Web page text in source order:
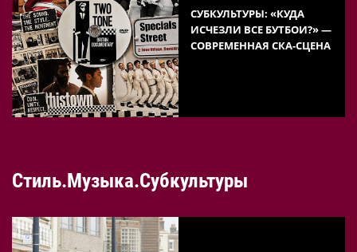
СУБКУЛЬТУРЫ: «КУДА
ИСЧЕЗЛИ ВСЕ БУТБОИ?» —
СОВРЕМЕННАЯ СКА-СЦЕНА
Стиль.Музыка.Субкультуры